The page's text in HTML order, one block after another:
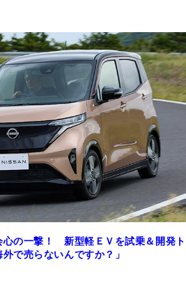
心の一撃！ 新型軽ＥＶを試乗＆開発ト
で売らないんですか？」